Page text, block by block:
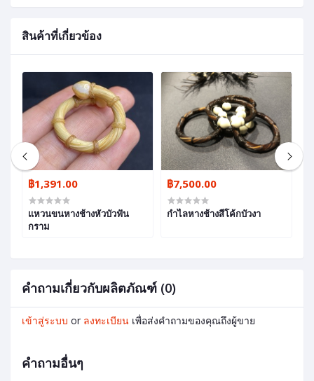
สินค้าที่เกี่ยวข้อง
฿1,391.00
แหวนขนหางช้างหัวบัวฟัน
กราม
฿7,500.00
กำไลหางช้างสีโค้กบัวงา
คำถามเกี่ยวกับผลิตภัณฑ์ (0)
เข้าสู่ระบบ or ลงทะเบียน เพื่อส่งคำถามของคุณถึงผู้ขาย
คำถามอื่นๆ